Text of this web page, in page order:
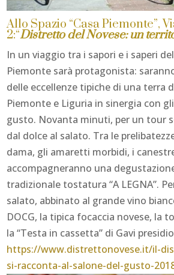
Allo Spazio “Casa Piemonte”,
2:“Distretto del Novese: un
In un viaggio tra i sapori e i saperi
Piemonte sarà protagonista:
delle eccellenze tipiche di una terra
Piemonte e Liguria in sinergia con
gusto. Novanta minuti, per un tour
dal dolce al salato. Tra le
dama, gli amaretti morbidi, i
accompagneranno una
tradizionale tostatura “A LEGNA”.
salato, abbinato al grande vino
DOCG, la tipica focaccia novese, la
la “Testa in cassetta” di Gavi
https://www.distrettonovese.it/il-
si-racconta-al-salone-del-gusto-